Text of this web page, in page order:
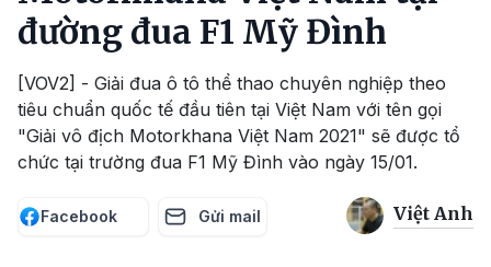
đường đua F1 Mỹ Đình
[VOV2] - Giải đua ô tô thể thao chuyên nghiệp theo
tiêu chuẩn quốc tế đầu tiên tại Việt Nam với tên gọi
"Giải vô địch Motorkhana Việt Nam 2021" sẽ được tổ
chức tại trường đua F1 Mỹ Đình vào ngày 15/01.
Facebook Gửi mail Việt Anh